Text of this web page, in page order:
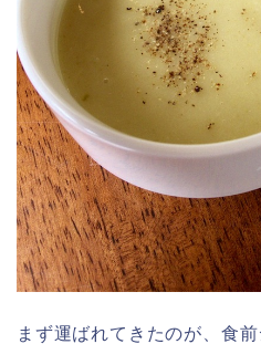
まず運ばれてきたのが、食